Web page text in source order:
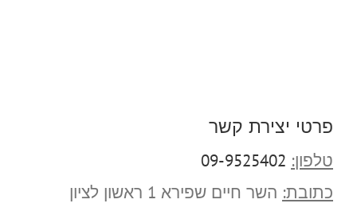
פרטי יצירת קשר
טלפון: 09-9525402
כתובת: השר חיים שפירא 1 ראשון לציון